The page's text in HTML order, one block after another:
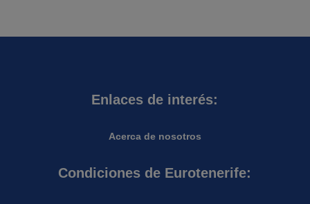
Enlaces de interés:
Acerca de nosotros
Condiciones de Eurotenerife: